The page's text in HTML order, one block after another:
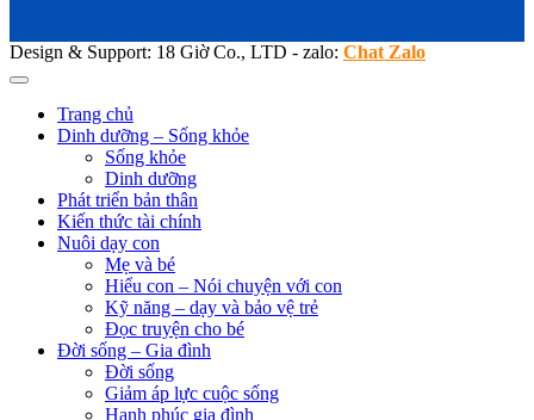
Design & Support: 18 Giờ Co., LTD - zalo: Chat Zalo
Trang chủ
Dinh dưỡng – Sống khỏe
Sống khỏe
Dinh dưỡng
Phát triển bản thân
Kiến thức tài chính
Nuôi dạy con
Mẹ và bé
Hiểu con – Nói chuyện với con
Kỹ năng – dạy và bảo vệ trẻ
Đọc truyện cho bé
Đời sống – Gia đình
Đời sống
Giảm áp lực cuộc sống
Hạnh phúc gia đình